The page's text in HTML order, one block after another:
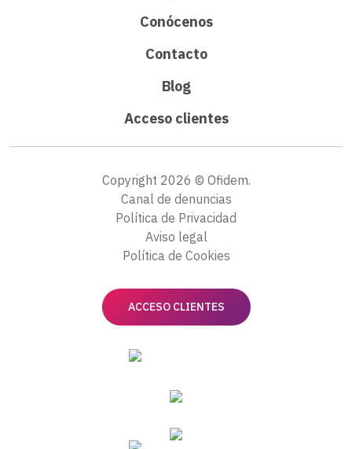
Conócenos
Contacto
Blog
Acceso clientes
Copyright 2026 © Ofidem.
Canal de denuncias
Política de Privacidad
Aviso legal
Política de Cookies
ACCESO CLIENTES